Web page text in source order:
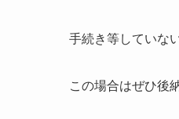
手続き等していな
この場合はぜひ後